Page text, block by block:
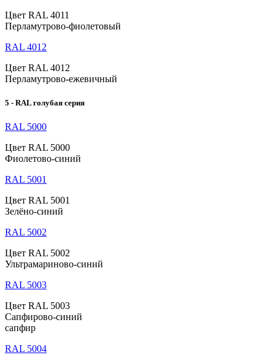
Цвет RAL 4011
Перламутрово-фиолетовый
RAL 4012
Цвет RAL 4012
Перламутрово-ежевичный
5 - RAL голубая серия
RAL 5000
Цвет RAL 5000
Фиолетово-синий
RAL 5001
Цвет RAL 5001
Зелёно-синий
RAL 5002
Цвет RAL 5002
Ультрамариново-синий
RAL 5003
Цвет RAL 5003
Сапфирово-синий
сапфир
RAL 5004